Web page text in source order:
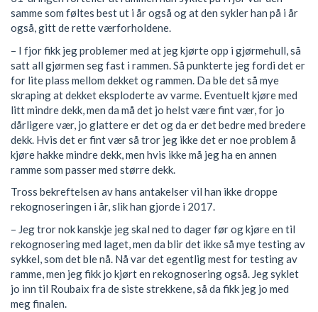
samme som føltes best ut i år også og at den sykler han på i år
også, gitt de rette værforholdene.
– I fjor fikk jeg problemer med at jeg kjørte opp i gjørmehull, så
satt all gjørmen seg fast i rammen. Så punkterte jeg fordi det er
for lite plass mellom dekket og rammen. Da ble det så mye
skraping at dekket eksploderte av varme. Eventuelt kjøre med
litt mindre dekk, men da må det jo helst være fint vær, for jo
dårligere vær, jo glattere er det og da er det bedre med bredere
dekk. Hvis det er fint vær så tror jeg ikke det er noe problem å
kjøre hakke mindre dekk, men hvis ikke må jeg ha en annen
ramme som passer med større dekk.
Tross bekreftelsen av hans antakelser vil han ikke droppe
rekognoseringen i år, slik han gjorde i 2017.
– Jeg tror nok kanskje jeg skal ned to dager før og kjøre en til
rekognosering med laget, men da blir det ikke så mye testing av
sykkel, som det ble nå. Nå var det egentlig mest for testing av
ramme, men jeg fikk jo kjørt en rekognosering også. Jeg syklet
jo inn til Roubaix fra de siste strekkene, så da fikk jeg jo med
meg finalen.